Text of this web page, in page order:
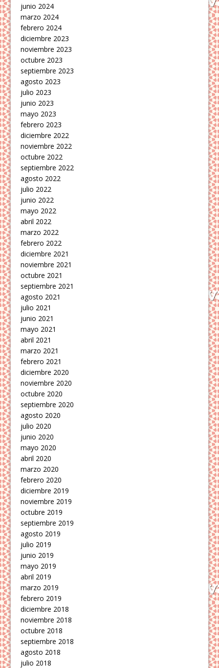
junio 2024
marzo 2024
febrero 2024
diciembre 2023
noviembre 2023
octubre 2023
septiembre 2023
agosto 2023
julio 2023
junio 2023
mayo 2023
febrero 2023
diciembre 2022
noviembre 2022
octubre 2022
septiembre 2022
agosto 2022
julio 2022
junio 2022
mayo 2022
abril 2022
marzo 2022
febrero 2022
diciembre 2021
noviembre 2021
octubre 2021
septiembre 2021
agosto 2021
julio 2021
junio 2021
mayo 2021
abril 2021
marzo 2021
febrero 2021
diciembre 2020
noviembre 2020
octubre 2020
septiembre 2020
agosto 2020
julio 2020
junio 2020
mayo 2020
abril 2020
marzo 2020
febrero 2020
diciembre 2019
noviembre 2019
octubre 2019
septiembre 2019
agosto 2019
julio 2019
junio 2019
mayo 2019
abril 2019
marzo 2019
febrero 2019
diciembre 2018
noviembre 2018
octubre 2018
septiembre 2018
agosto 2018
julio 2018